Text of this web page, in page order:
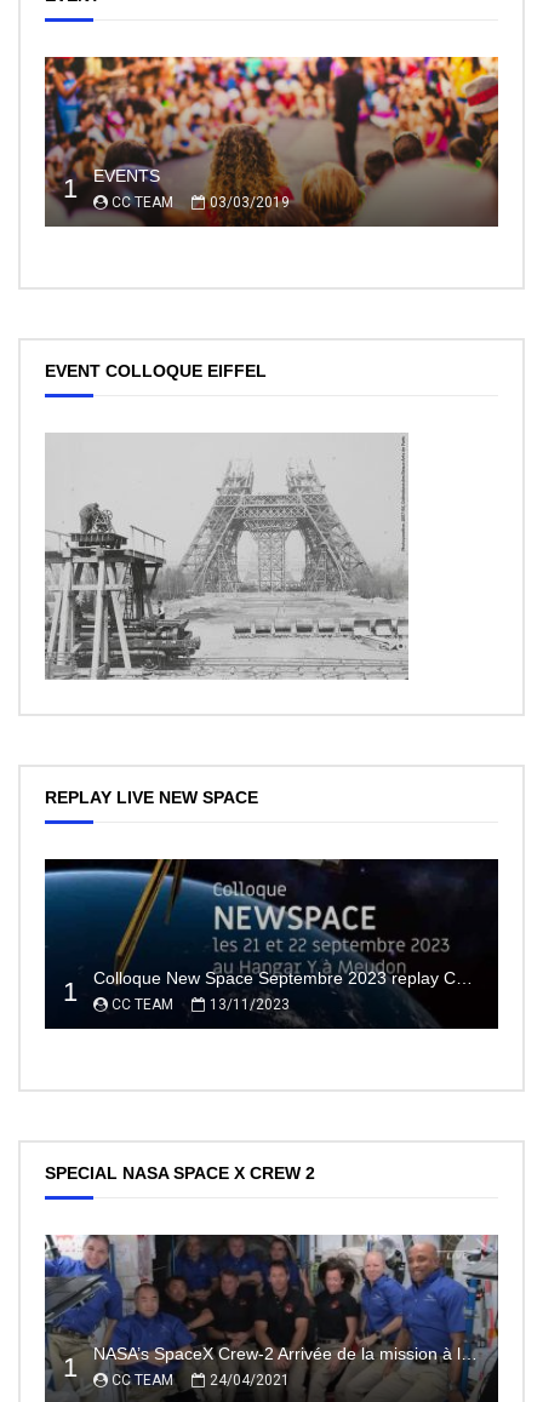
1 EVENTS
CC TEAM 03/03/2019
EVENT COLLOQUE EIFFEL
REPLAY LIVE NEW SPACE
1 CC TEAM 13/11/2023
SPECIAL NASA SPACE X CREW 2
1 NASA’s SpaceX Crew-2 Arrivée de la mission à la Station Spatiale Internationale Partie2
CC TEAM 24/04/2021